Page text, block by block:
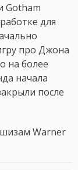
Gotham
для
про Джона
на более
начала
после
Warner